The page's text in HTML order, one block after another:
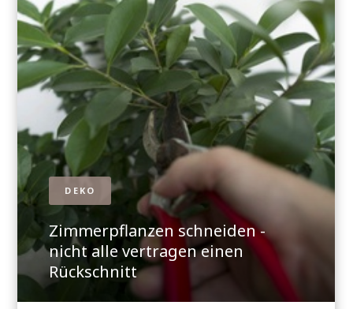
DEKO
Zimmerpflanzen schneiden -
nicht alle vertragen einen
Rückschnitt